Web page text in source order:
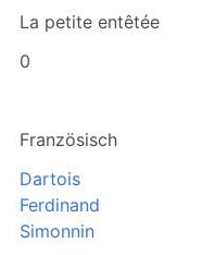
La petite entêtée
0
Französisch
Dartois
Ferdinand
Simonnin